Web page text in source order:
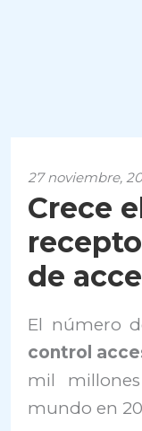
27 noviembre,
Crece
de
El número
control
mil
mundo en